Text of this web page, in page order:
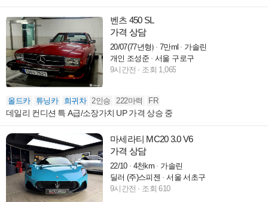
벤츠 450 SL
가격 상담
20/07(77년형) 7만ml
가솔린
개인 조성준
서울 구로구
9시간전
조회 1,065
올드카 튜닝카 희귀차 2인승 222마력 FR
데일리 컨디션 특 A급/소장가치 UP 가격 상승 중
마세라티 MC20 3.0 V6
가격 상담
22/10 4천km
가솔린
딜러 (주)스피젠
서울 서초구
9시간전
조회 610